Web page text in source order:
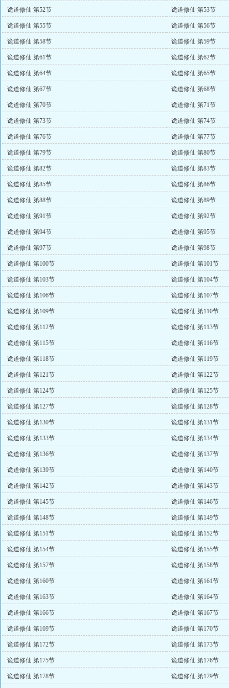
诡道修仙 第52节 诡道修仙 第53节
诡道修仙 第55节 诡道修仙 第56节
诡道修仙 第58节 诡道修仙 第59节
诡道修仙 第61节 诡道修仙 第62节
诡道修仙 第64节 诡道修仙 第65节
诡道修仙 第67节 诡道修仙 第68节
诡道修仙 第70节 诡道修仙 第71节
诡道修仙 第73节 诡道修仙 第74节
诡道修仙 第76节 诡道修仙 第77节
诡道修仙 第79节 诡道修仙 第80节
诡道修仙 第82节 诡道修仙 第83节
诡道修仙 第85节 诡道修仙 第86节
诡道修仙 第88节 诡道修仙 第89节
诡道修仙 第91节 诡道修仙 第92节
诡道修仙 第94节 诡道修仙 第95节
诡道修仙 第97节 诡道修仙 第98节
诡道修仙 第100节 诡道修仙 第101节
诡道修仙 第103节 诡道修仙 第104节
诡道修仙 第106节 诡道修仙 第107节
诡道修仙 第109节 诡道修仙 第110节
诡道修仙 第112节 诡道修仙 第113节
诡道修仙 第115节 诡道修仙 第116节
诡道修仙 第118节 诡道修仙 第119节
诡道修仙 第121节 诡道修仙 第122节
诡道修仙 第124节 诡道修仙 第125节
诡道修仙 第127节 诡道修仙 第128节
诡道修仙 第130节 诡道修仙 第131节
诡道修仙 第133节 诡道修仙 第134节
诡道修仙 第136节 诡道修仙 第137节
诡道修仙 第139节 诡道修仙 第140节
诡道修仙 第142节 诡道修仙 第143节
诡道修仙 第145节 诡道修仙 第146节
诡道修仙 第148节 诡道修仙 第149节
诡道修仙 第151节 诡道修仙 第152节
诡道修仙 第154节 诡道修仙 第155节
诡道修仙 第157节 诡道修仙 第158节
诡道修仙 第160节 诡道修仙 第161节
诡道修仙 第163节 诡道修仙 第164节
诡道修仙 第166节 诡道修仙 第167节
诡道修仙 第169节 诡道修仙 第170节
诡道修仙 第172节 诡道修仙 第173节
诡道修仙 第175节 诡道修仙 第176节
诡道修仙 第178节 诡道修仙 第179节